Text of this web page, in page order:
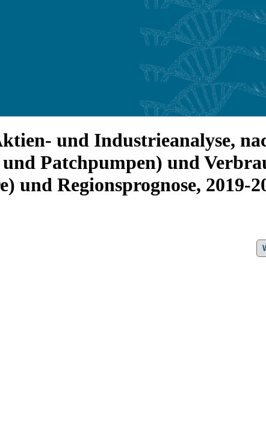
und Industrieanalyse,
Patchpumpen) und
und Regionsprognose, 2019-